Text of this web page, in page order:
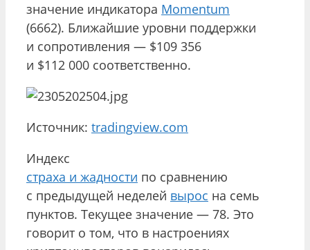
значение индикатора Momentum
(6662). Ближайшие уровни поддержки
и сопротивления — $109 356
и $112 000 соответственно.
Источник: tradingview.com
Индекс
страха и жадности по сравнению
с предыдущей неделей вырос на семь
пунктов. Текущее значение — 78. Это
говорит о том, что в настроениях